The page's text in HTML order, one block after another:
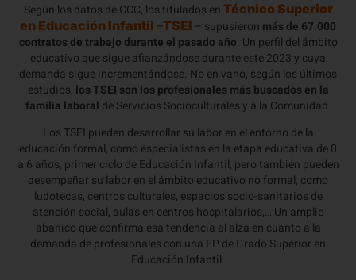
Según los datos de CCC, los titulados en Técnico Superior
en Educación Infantil –TSEI – supusieron más de 67.000
contratos de trabajo durante el pasado año. Un perfil del ámbito
educativo que sigue afianzándose durante este 2023 y cuya
demanda sigue incrementándose. No en vano, según los últimos
estudios, los TSEI son los profesionales más buscados en la
familia laboral de Servicios Socioculturales y a la Comunidad.
Los TSEI pueden desarrollar su labor en el entorno de la
educación formal, como especialistas en la etapa educativa de 0
a 6 años, primer ciclo de Educación Infantil; pero también pueden
desempeñar su labor en el ámbito educativo no formal, como
ludotecas, centros culturales, espacios socio-sanitarios de
atención social, aulas en centros hospitalarios,… Un amplio
abanico que confirma esa tendencia al alza en cuanto a la
demanda de profesionales con una FP de Grado Superior en
Educación Infantil.